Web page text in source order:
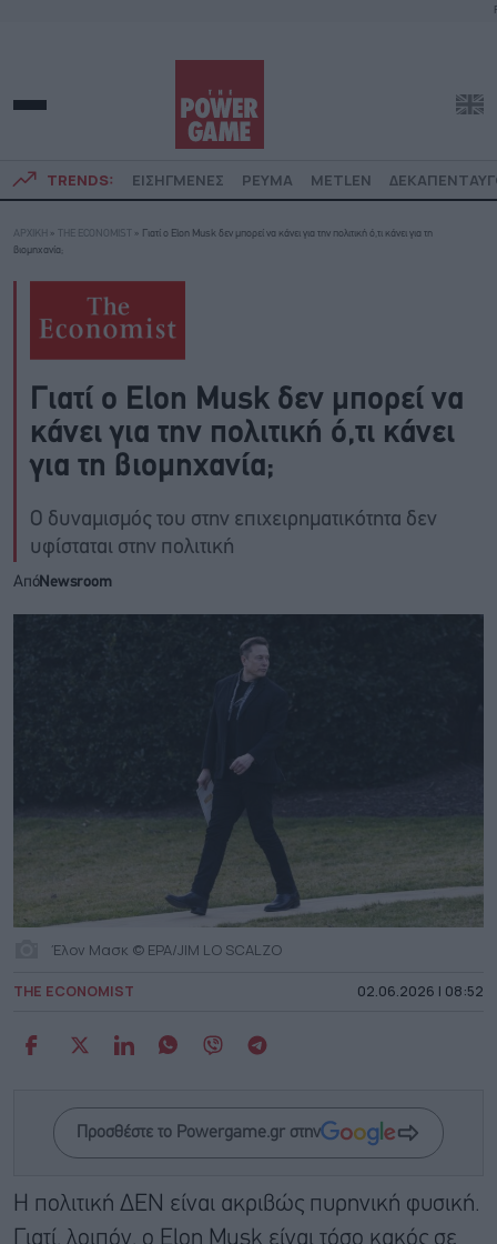
TRENDS: ΕΙΣΗΓΜΕΝΕΣ ΡΕΥΜΑ METLEN
ΑΡΧΙΚΗ » THE ECONOMIST »
Γιατί ο Elon Musk δεν μπορεί να κάνει για την πολιτική ό,τι κάνει για τη
βιομηχανία;
Γιατί ο Elon Musk δεν μπορεί να
κάνει για την πολιτική ό,τι κάνει
για τη βιομηχανία;
Ο δυναμισμός του στην επιχειρηματικότητα δεν
υφίσταται στην πολιτική
ΑπόNewsroom
Έλον Μασκ © EPA/JIM LO SCALZO
THE ECONOMIST 02.06.2026 | 08:52
Προσθέστε το Powergame.gr στην
Η πολιτική ΔΕΝ είναι ακριβώς πυρηνική φυσική.
Γιατί, λοιπόν, ο Elon Musk είναι τόσο κακός σε